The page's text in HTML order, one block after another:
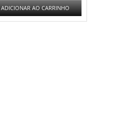
ADICIONAR AO CARRINHO